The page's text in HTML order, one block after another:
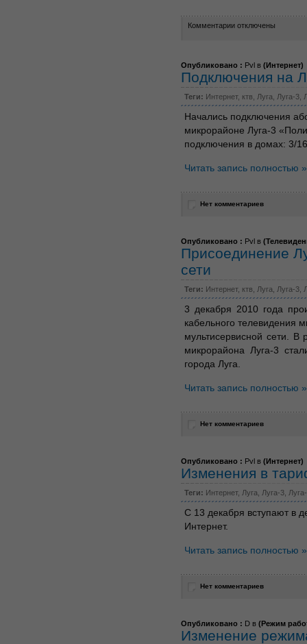
Комментарии отключены
Опубликовано : Pvl в (Интернет)
Подключения на
Теги: Интернет, ктв Луга Луга-3
Начались подключения
микрорайоне Луга-3
подключения в домах: 3/
Читать запись полностью »
Нет комментариев
Опубликовано : Pvl в (
Присоединение
сети
Теги: Интернет, ктв Луга Луга-3
3 декабря 2010 года
кабельного телевидения
мультисервисной сети. В
микрорайона Луга-3
города Луга.
Читать запись полностью »
Нет комментариев
Опубликовано : Pvl в (Интернет)
Изменения в
Теги: Интернет, Луга Луга-3
С 13 декабря вступают в
Интернет.
Читать запись полностью »
Нет комментариев
Опубликовано : D в (Режим
Изменение